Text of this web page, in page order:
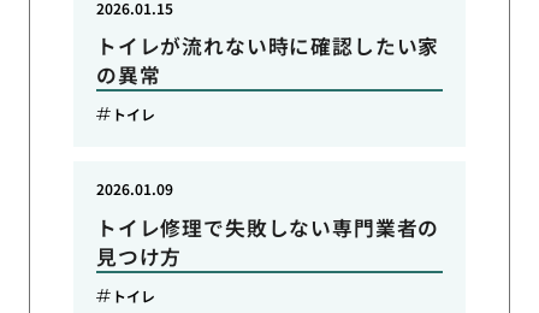
トイレが流れない時に確認したい家
の異常
2026.01.15
トイレ
トイレ修理で失敗しない専門業者の
見つけ方
2026.01.09
トイレ